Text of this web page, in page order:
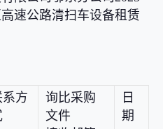
速公路清扫车设备租赁
系方
询比采购
文件
日
期